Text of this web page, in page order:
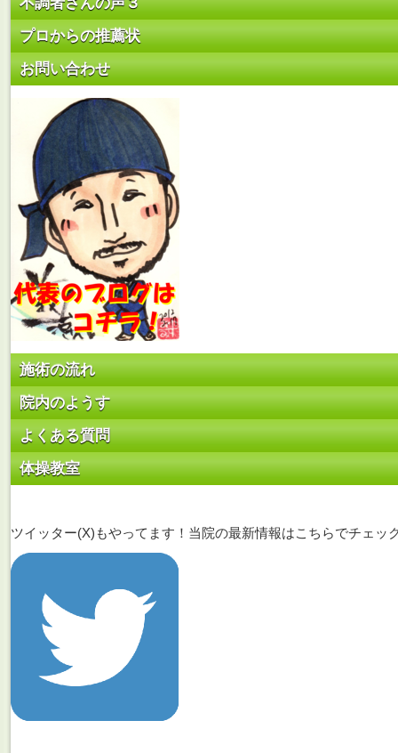
プロからの推薦状
お問い合わせ
施術の流れ
院内のようす
よくある質問
体操教室
ツイッター(X)もやってます！当院の最新情報はこちらでチェッ